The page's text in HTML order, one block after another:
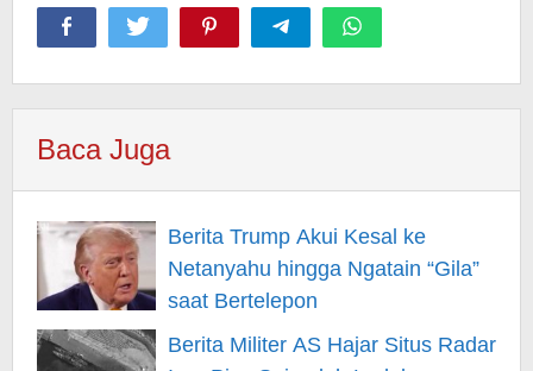
Baca Juga
Berita Trump Akui Kesal ke
Netanyahu hingga Ngatain “Gila”
saat Bertelepon
Berita Militer AS Hajar Situs Radar